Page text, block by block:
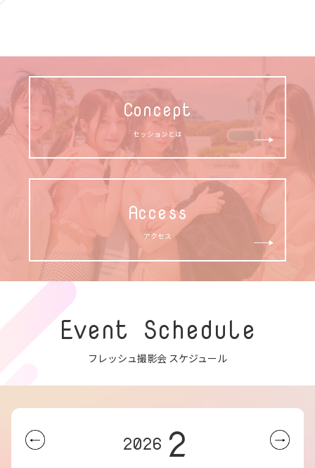
Concept
セッションとは
Access
アクセス
Event Schedule
フレッシュ撮影会 スケジュール
2026 2